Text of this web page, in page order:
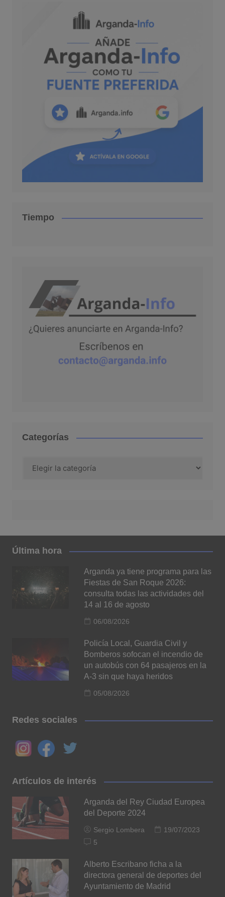
Tiempo
Categorías
Última hora
Arganda ya tiene programa para las
Fiestas de San Roque 2026:
consulta todas las actividades del
14 al 16 de agosto
06/08/2026
Policía Local, Guardia Civil y
Bomberos sofocan el incendio de
un autobús con 64 pasajeros en la
A-3 sin que haya heridos
05/08/2026
Redes sociales
Artículos de interés
Arganda del Rey Ciudad Europea
del Deporte 2024
Sergio Lombera
19/07/2023
5
Alberto Escribano ficha a la
directora general de deportes del
Ayuntamiento de Madrid